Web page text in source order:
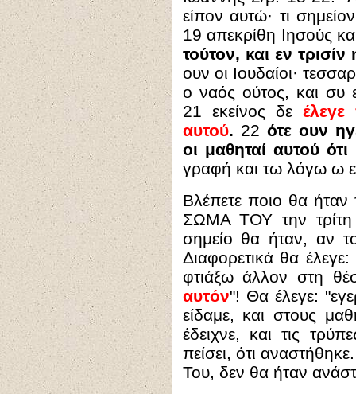
είπον αυτώ· τι
19 απεκρίθη Ιησούς
τούτον, και εν
ουν οι Ιουδαίοι·
ο ναός ούτος, και συ
21 εκείνος δε
αυτού. 22 ότε ουν
οι μαθηταί αυτού ότι
γραφή και τω λόγω ω
Βλέπετε ποιο θα
ΣΩΜΑ ΤΟΥ την
σημείο θα ήταν, αν
Διαφορετικά θα
φτιάξω άλλον στη
αυτόν"! Θα έλεγε:
είδαμε, και στους
έδειχνε, και τις
πείσει, ότι
Του, δεν θα ήταν